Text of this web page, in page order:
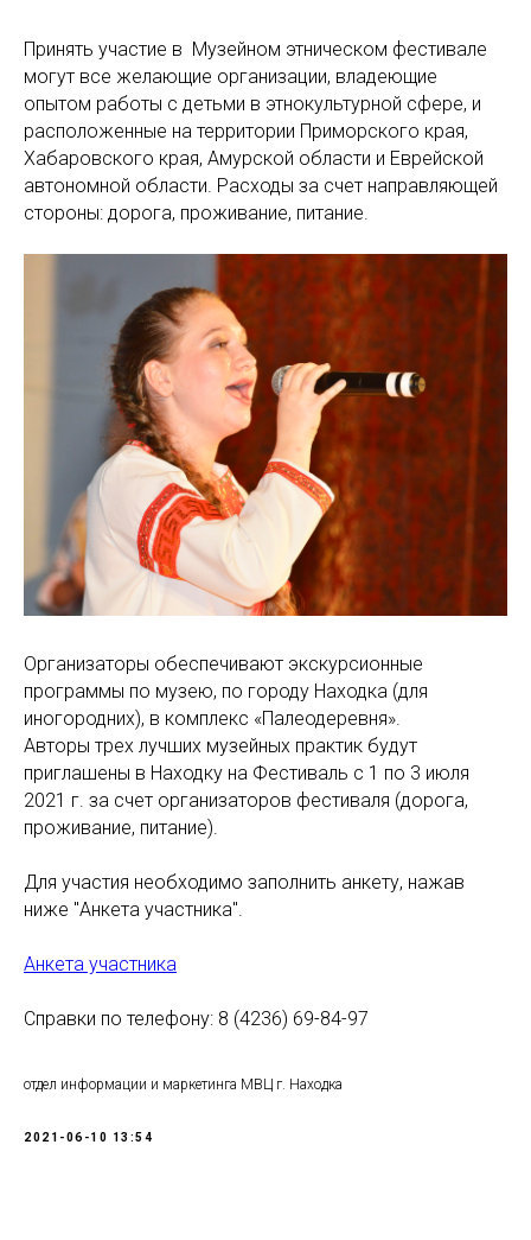
Принять участие в Музейном этническом фестивале
могут все желающие организации, владеющие
опытом работы с детьми в этнокультурной сфере, и
расположенные на территории Приморского края,
Хабаровского края, Амурской области и Еврейской
автономной области. Расходы за счет направляющей
стороны: дорога, проживание, питание.
Организаторы обеспечивают экскурсионные
программы по музею, по городу Находка (для
иногородних), в комплекс «Палеодеревня».
Авторы трех лучших музейных практик будут
приглашены в Находку на Фестиваль с 1 по 3 июля
2021 г. за счет организаторов фестиваля (дорога,
проживание, питание).
Для участия необходимо заполнить анкету, нажав
ниже "Анкета участника".
Анкета участника
Справки по телефону: 8 (4236) 69-84-97
отдел информации и маркетинга МВЦ г. Находка
2021-06-10 13:54